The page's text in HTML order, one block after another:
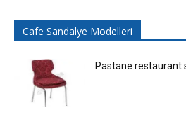
Cafe Sandalye Modelleri
Pastane restaurant